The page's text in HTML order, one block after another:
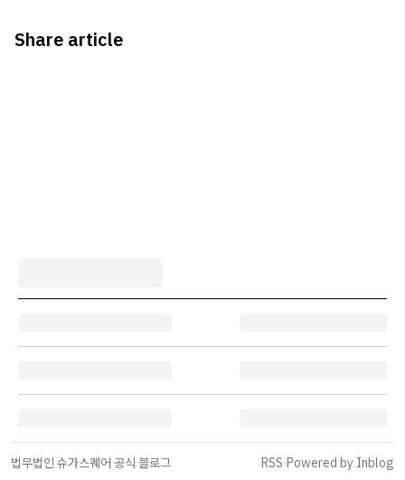
Share article
법무법인 슈가스퀘어 공식 블로그 RSS·Powered by Inblog